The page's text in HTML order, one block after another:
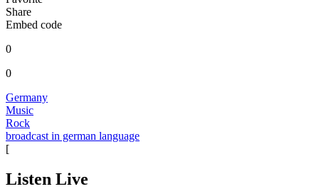
Share
Embed code
0
0
Germany
Music
Rock
broadcast in german language
[
Listen Live